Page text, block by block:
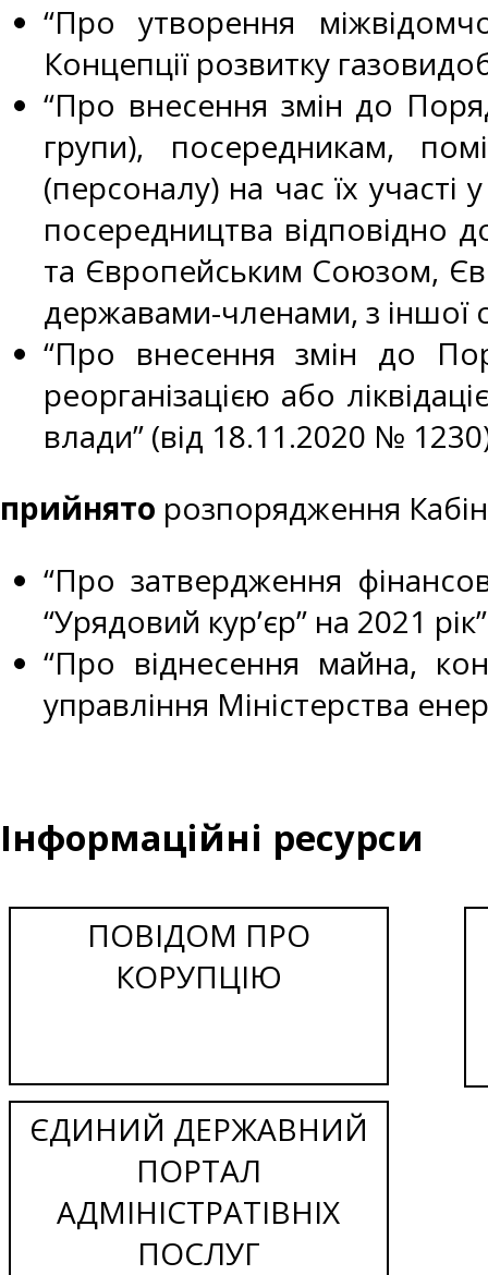
“Про утворення
Концепції розвитку
“Про внесення змін до
групи), посередникам,
(персоналу) на час їх участі
посередництва відповідно
та Європейським Союзом,
державами-членами, з іншої
“Про внесення змін до
реорганізацією або
влади” (від 18.11.2020 №
прийнято розпорядження
“Про затвердження
“Урядовий кур’єр” на 2021
“Про віднесення майна,
управління Міністерства
Інформаційні ресурси
ПОВІДОМ ПРО
КОРУПЦІЮ
ЄДИНИЙ ДЕРЖАВНИЙ
ПОРТАЛ
АДМІНІСТРАТІВНІХ
ПОСЛУГ